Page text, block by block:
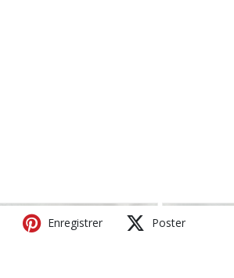
Enregistrer Poster